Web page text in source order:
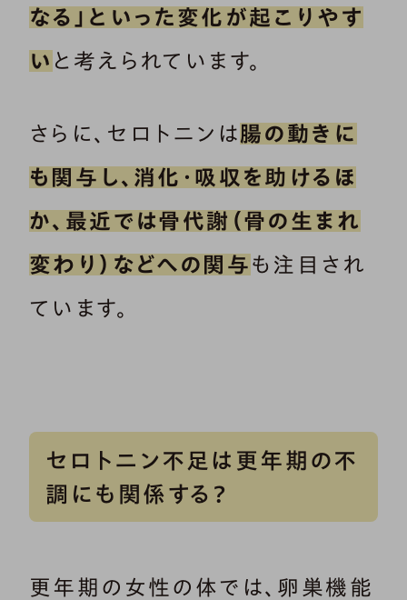
なる」といった変化が起こりやす
い と考えられています。
さらに、セロトニンは腸の動きに
も関与し、消化・吸収を助けるほ
か、最近では骨代謝（骨の生まれ
変わり）などへの関与 も注目され
ています。
セロトニン不足は更年期の不
調にも関係する？
更年期の女性の体では、卵巣機能